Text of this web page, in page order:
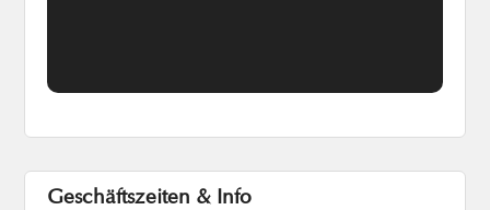
Geschäftszeiten & Info